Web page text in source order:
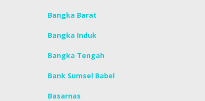
Bangka Barat
Bangka Induk
Bangka Tengah
Bank Sumsel Babel
Basarnas